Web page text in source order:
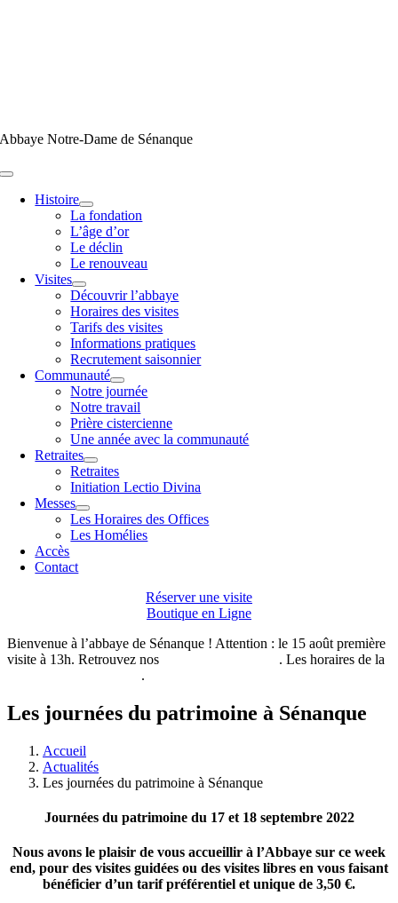
Abbaye Notre-Dame de Sénanque
Toggle
NavigationHistoire
La fondation
L’âge d’or
Le déclin
Le renouveau
Visites
Découvrir l’abbaye
Horaires des visites
Tarifs des visites
Informations pratiques
Recrutement saisonnier
Communauté
Notre journée
Notre travail
Prière cistercienne
Une année avec la communauté
Retraites
Retraites
Initiation Lectio Divina
Messes
Les Horaires des Offices
Les Homélies
Accès
Contact
Réserver une visite
Boutique en Ligne
Bienvenue à l’abbaye de Sénanque ! Attention : le 15 août première
visite à 13h. Retrouvez nos
. Les horaires de la
.
Les journées du patrimoine à Sénanque
Accueil
Actualités
Les journées du patrimoine à Sénanque
Journées du patrimoine du 17 et 18 septembre 2022
Nous avons le plaisir de vous accueillir à l’Abbaye sur ce week
end, pour des visites guidées ou des visites libres en vous faisant
bénéficier d’un tarif préférentiel et unique de 3,50 €.